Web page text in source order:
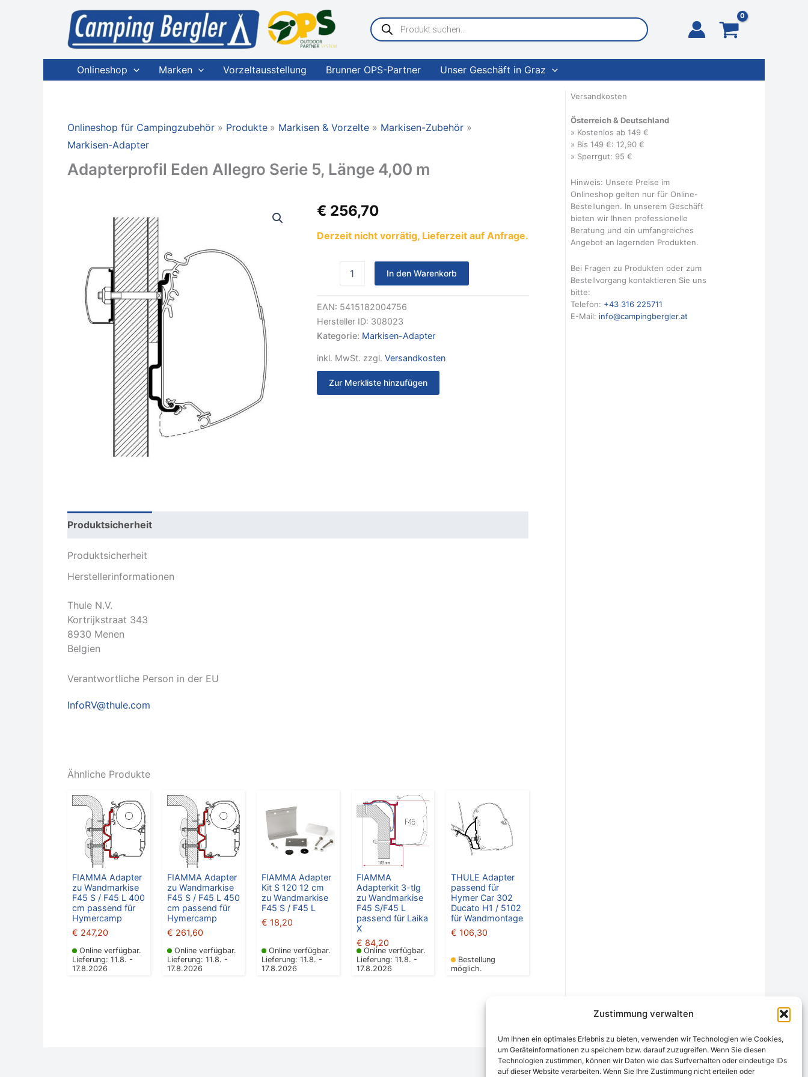
Zustimmung verwalten
Um Ihnen ein optimales Erlebnis zu bieten, verwenden wir Technologien wie Cookies,
um Geräteinformationen zu speichern bzw. darauf zuzugreifen. Wenn Sie diesen
Technologien zustimmen, können wir Daten wie das Surfverhalten oder eindeutige IDs
auf dieser Website verarbeiten. Wenn Sie Ihre Zustimmung nicht erteilen oder
Products
search
Onlineshop Marken Vorzeltausstellung Brunner OPS-Partner Unser Geschäft in Graz
Onlineshop für Campingzubehör Produkte Markisen & Vorzelte
Markisen-Zubehör
Markisen-Adapter
Adapterprofil Eden Allegro Serie 5, Länge 4,00 m
€ 256,70
Derzeit nicht vorrätig, Lieferzeit auf Anfrage.
Adapterprofil
Eden
Serie
In den Warenkorb
EAN: 5415182004756
Hersteller ID: 308023
Kategorie: Markisen-Adapter
inkl. MwSt. zzgl. Versandkosten
Zur Merkliste hinzufügen
Produktsicherheit
Produktsicherheit
Herstellerinformationen
Thule N.V.
Kortrijkstraat 343
8930 Menen
Belgien
Verantwortliche Person in der EU
InfoRV@thule.com
Ähnliche Produkte
FIAMMA Adapter
zu Wandmarkise
F45 S / F45 L 400
cm passend für
Hymercamp
€ 247,20
Online verfügbar.
Lieferung: 11.8. -
17.8.2026
FIAMMA Adapter
zu Wandmarkise
F45 S / F45 L 450
cm passend für
Hymercamp
€ 261,60
Online verfügbar.
Lieferung: 11.8. -
17.8.2026
FIAMMA Adapter
Kit S 120 12 cm
zu Wandmarkise
F45 S / F45 L
€ 18,20
Online verfügbar.
Lieferung: 11.8. -
17.8.2026
FIAMMA
Adapterkit 3-tlg
zu Wandmarkise
F45 S/F45 L
passend für Laika
X
€ 84,20
Online verfügbar.
Lieferung: 11.8. -
17.8.2026
THULE Adapter
passend für
Hymer Car 302
Ducato H1 / 5102
für Wandmontage
€ 106,30
Bestellung
möglich.
Versandkosten
Österreich & Deutschland
» Kostenlos ab 149 €
» Bis 149 €: 12,90 €
» Sperrgut: 95 €
Hinweis: Unsere Preise im
Onlineshop gelten nur für Online-
Bestellungen. In unserem Geschäft
bieten wir Ihnen professionelle
Beratung und ein umfangreiches
Angebot an lagernden Produkten.
Bei Fragen zu Produkten oder zum
Bestellvorgang kontaktieren Sie uns
bitte:
Telefon: +43 316 225711
E-Mail: info@campingbergler.at